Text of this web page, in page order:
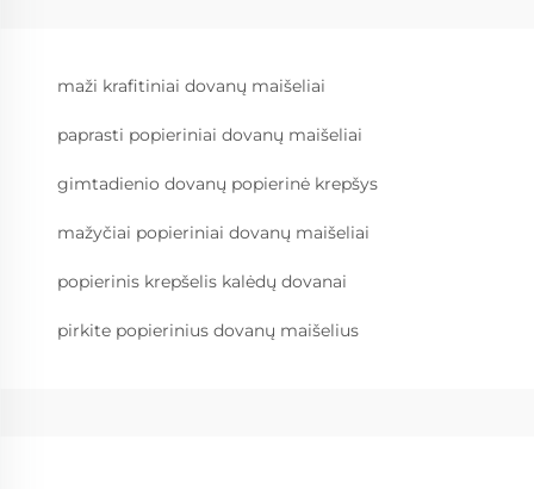
maži krafitiniai dovanų maišeliai
paprasti popieriniai dovanų maišeliai
gimtadienio dovanų popierinė krepšys
mažyčiai popieriniai dovanų maišeliai
popierinis krepšelis kalėdų dovanai
pirkite popierinius dovanų maišelius